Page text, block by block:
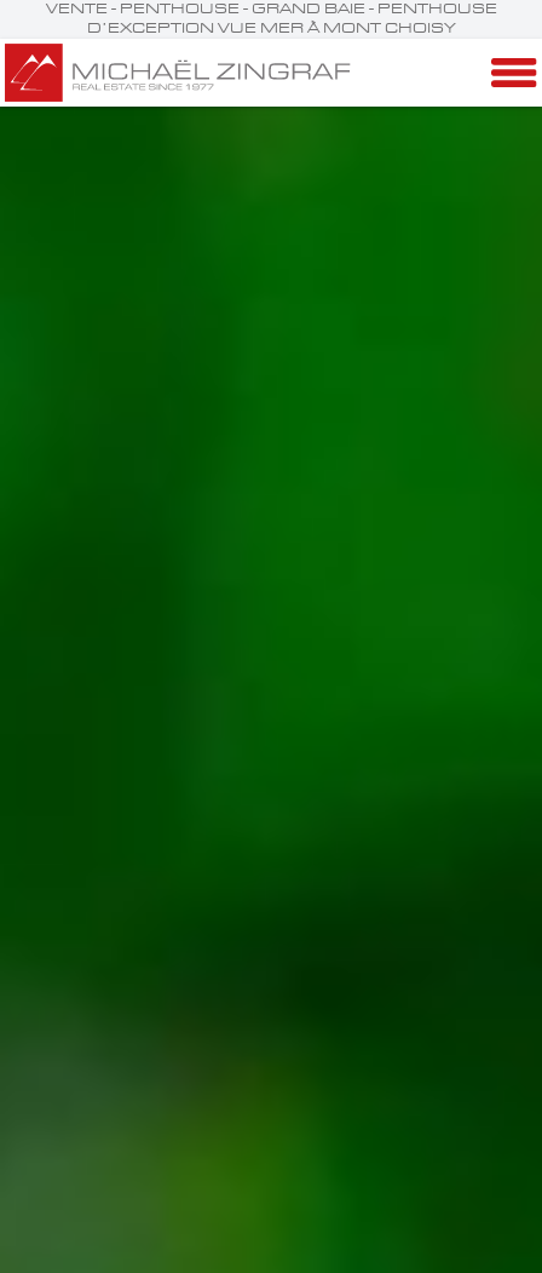
VENTE - PENTHOUSE - GRAND BAIE - PENTHOUSE
D’EXCEPTION VUE MER À MONT CHOISY